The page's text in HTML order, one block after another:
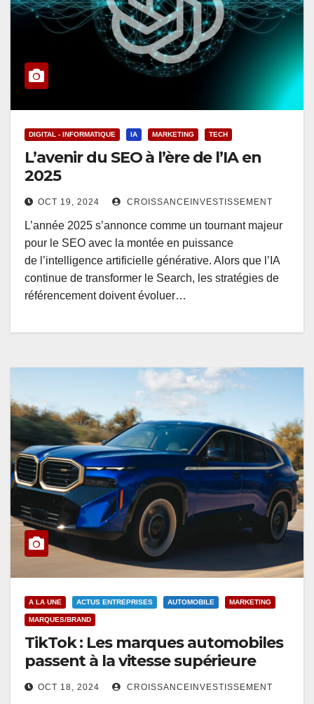
DIGITAL - INFORMATIQUE IA MARKETING TECH
L’avenir du SEO à l’ère de l’IA en
2025
OCT 19, 2024 CROISSANCEINVESTISSEMENT
L’année 2025 s’annonce comme un tournant majeur
pour le SEO avec la montée en puissance
de l’intelligence artificielle générative. Alors que l’IA
continue de transformer le Search, les stratégies de
référencement doivent évoluer…
A LA UNE ACTUS ENTREPRISES AUTOMOBILE MARKETING
MARQUES/BRAND
TikTok : Les marques automobiles
passent à la vitesse supérieure
OCT 18, 2024 CROISSANCEINVESTISSEMENT